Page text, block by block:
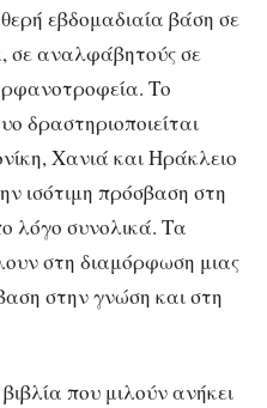
εβδομαδιαία βάση σε
σε αναλφάβητούς σε
Το
δραστηριοποιείται
Χανιά και Ηράκλειο
ισότιμη πρόσβαση στη
λόγο συνολικά. Τα
στη διαμόρφωση μιας
στην γνώση και στη
που μιλούν ανήκει